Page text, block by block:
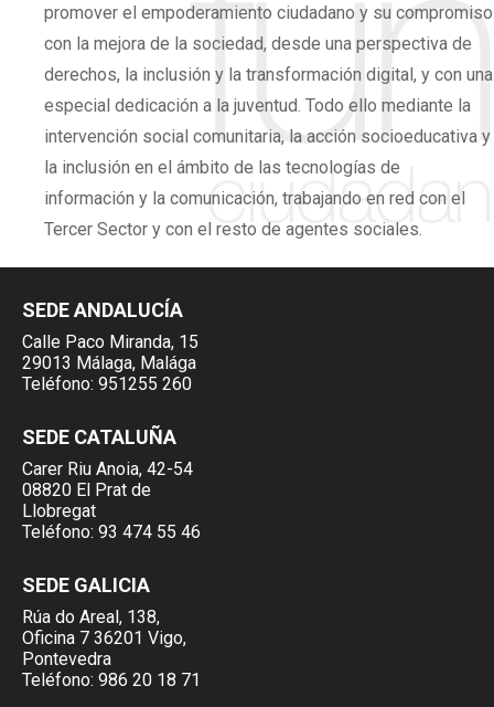
promover el empoderamiento ciudadano y su compromiso
con la mejora de la sociedad, desde una perspectiva de
derechos, la inclusión y la transformación digital, y con una
especial dedicación a la juventud. Todo ello mediante la
intervención social comunitaria, la acción socioeducativa y
la inclusión en el ámbito de las tecnologías de
información y la comunicación, trabajando en red con el
Tercer Sector y con el resto de agentes sociales.
SEDE ANDALUCÍA
Calle Paco Miranda, 15
29013 Málaga, Malága
Teléfono: 951255 260
SEDE CATALUÑA
Carer Riu Anoia, 42-54
08820 El Prat de
Llobregat
Teléfono: 93 474 55 46
SEDE GALICIA
Rúa do Areal, 138,
Oficina 7 36201 Vigo,
Pontevedra
Teléfono: 986 20 18 71